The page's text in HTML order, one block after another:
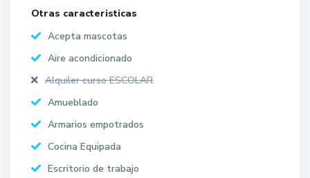
Otras caracteristicas
Acepta mascotas
Aire acondicionado
Alquiler curso ESCOLAR
Amueblado
Armarios empotrados
Cocina Equipada
Escritorio de trabajo